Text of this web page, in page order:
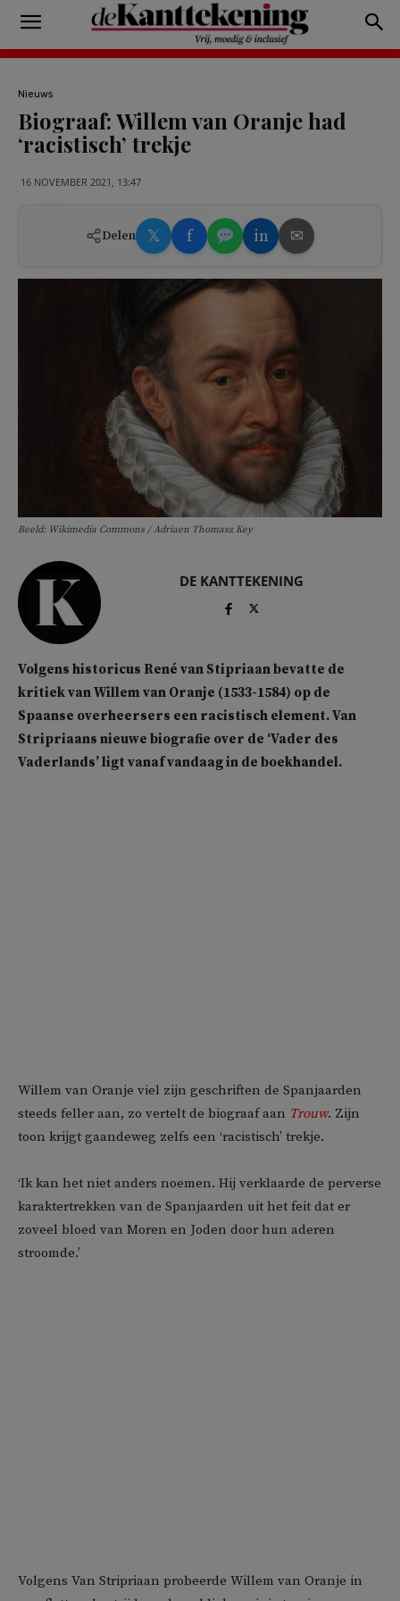
Nieuws
Biograaf: Willem van Oranje had
‘racistisch’ trekje
16 NOVEMBER 2021, 13:47
Delen 𝕏 f in ✉
Beeld: Wikimedia Commons / Adriaen Thomasz Key
DE KANTTEKENING
Volgens historicus René van Stipriaan bevatte de
kritiek van Willem van Oranje (1533-1584) op de
Spaanse overheersers een racistisch element. Van
Stripriaans nieuwe biografie over de ‘Vader des
Vaderlands’ ligt vanaf vandaag in de boekhandel.
Willem van Oranje viel zijn geschriften de Spanjaarden
steeds feller aan, zo vertelt de biograaf aan Trouw. Zijn
toon krijgt gaandeweg zelfs een ‘racistisch’ trekje.
‘Ik kan het niet anders noemen. Hij verklaarde de perverse
karaktertrekken van de Spanjaarden uit het feit dat er
zoveel bloed van Moren en Joden door hun aderen
stroomde.’
Volgens Van Stripriaan probeerde Willem van Oranje in